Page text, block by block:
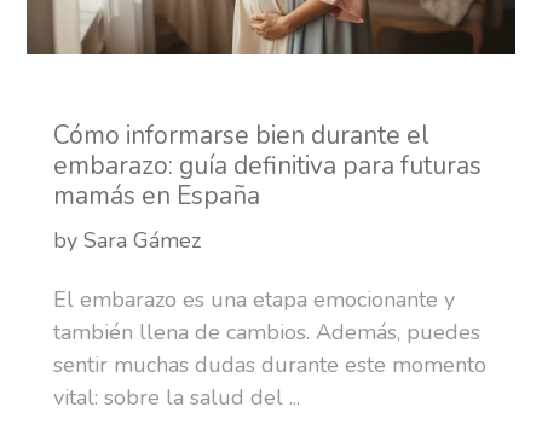
Cómo informarse bien durante el
embarazo: guía definitiva para futuras
mamás en España
by Sara Gámez
El embarazo es una etapa emocionante y
también llena de cambios. Además, puedes
sentir muchas dudas durante este momento
vital: sobre la salud del ...